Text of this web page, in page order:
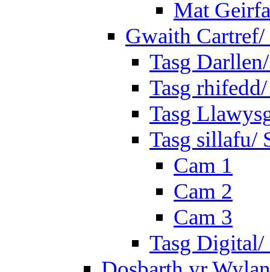
Mat
Gwaith
Tasg
Tasg
Tasg
Tasg sillafu/
Cam 1
Cam 2
Cam 3
Tasg